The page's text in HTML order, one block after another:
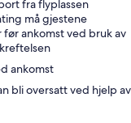
fra flyplassen
må gjestene
ankomst ved bruk av
ankomst
bli oversatt ved hjelp av